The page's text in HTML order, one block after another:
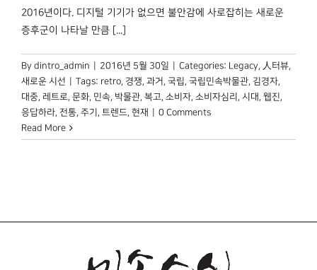
2016년이다. 디지털 기기가 없으면 불안감에 사로잡히는 새로운
증후군이 나타날 만큼 [...]
By dintro_admin 2016년 5월 30일 Categories: Legacy, 人터뷰,
새로운 시선
Tags: retro, 경쟁, 과거 , 국립, 국립민속박물관, 김경자,
대중, 레트로, 문화, 민속, 박물관, 복고, 소비자, 소비자심리 , 시대 , 웹진,
응답하라, 전통, 주기 , 트렌드, 현재
0 Comments
Read More